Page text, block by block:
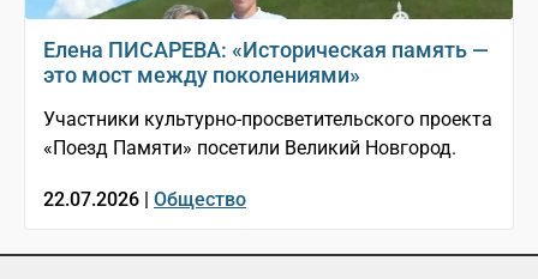
Елена ПИСАРЕВА: «Историческая память —
это мост между поколениями»
Участники культурно-просветительского проекта
«Поезд Памяти» посетили Великий Новгород.
22.07.2026 | Общество